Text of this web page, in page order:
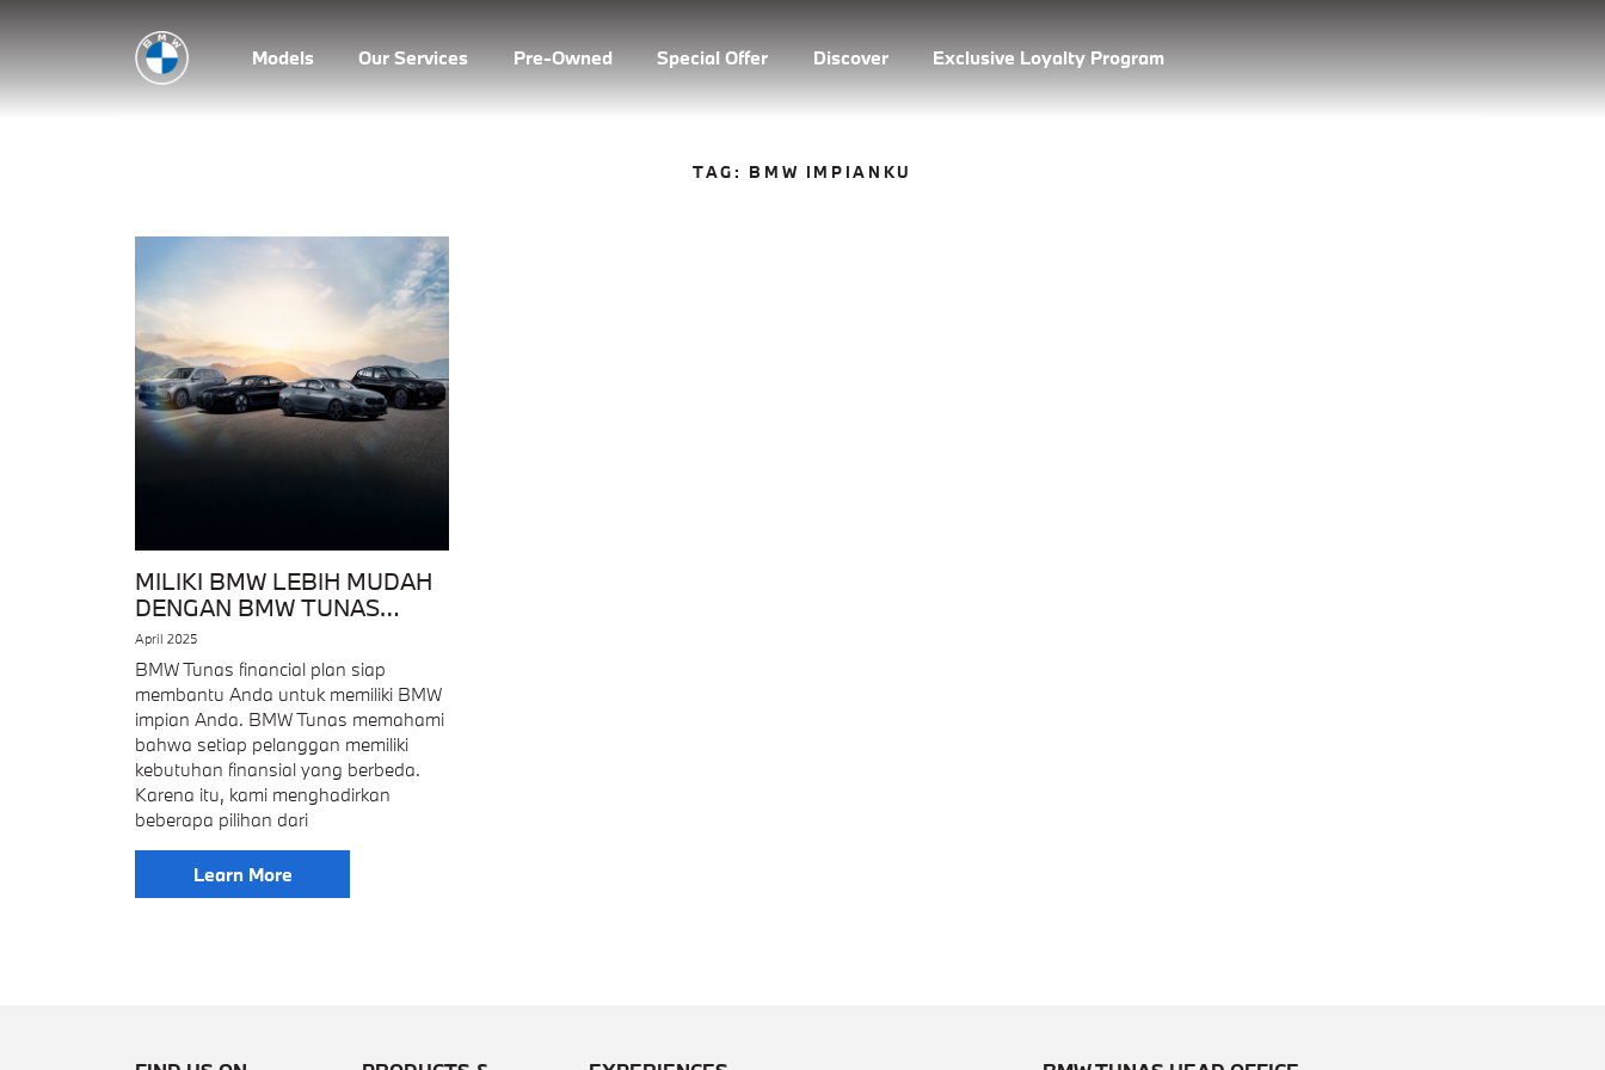
Models Our Services Pre-Owned Special Offer Discover Exclusive Loyalty Program
TAG: BMW IMPIANKU
MILIKI BMW LEBIH MUDAH
DENGAN BMW TUNAS
FINANCIAL PLAN
April 2025
BMW Tunas financial plan siap
membantu Anda untuk memiliki BMW
impian Anda. BMW Tunas memahami
bahwa setiap pelanggan memiliki
kebutuhan finansial yang berbeda.
Karena itu, kami menghadirkan
beberapa pilihan dari
Learn More